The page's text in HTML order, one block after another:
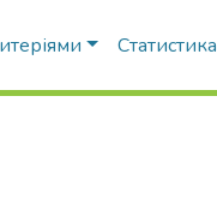
Статистика